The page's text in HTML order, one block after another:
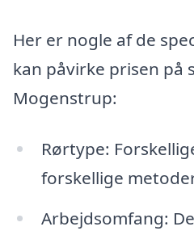
Her er nogle af de
kan påvirke prisen på
Mogenstrup:
Rørtype:
forskellige
Arbejdsomfang: